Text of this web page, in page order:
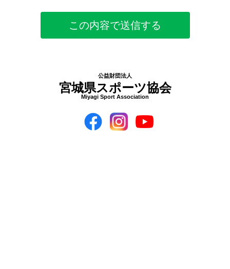
公益財団法人
宮城県スポーツ協会
Miyagi Sport Association